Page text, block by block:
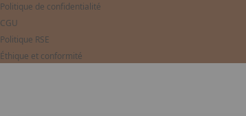
Politique de confidentialité
CGU
Politique RSE
Éthique et conformité